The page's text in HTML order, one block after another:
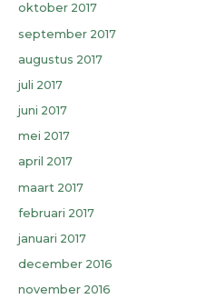
oktober 2017
september 2017
augustus 2017
juli 2017
juni 2017
mei 2017
april 2017
maart 2017
februari 2017
januari 2017
december 2016
november 2016